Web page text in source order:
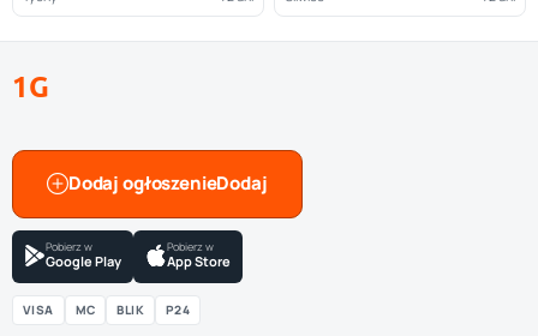
1G
Dodaj ogłoszenie
Pobierz w
Google Play
Pobierz w
App Store
VISA MC BLIK P24